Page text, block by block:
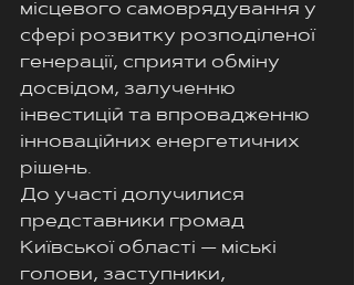
місцевого самоврядування у
сфері розвитку розподіленої
генерації, сприяти обміну
досвідом, залученню
інвестицій та впровадженню
інноваційних енергетичних
рішень.
До участі долучилися
представники громад
Київської області — міські
голови, заступники,